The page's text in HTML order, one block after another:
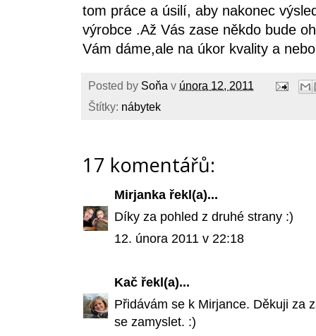
tom práce a úsilí, aby nakonec
výrobce .Až Vás zase někdo bude
Vám dáme,ale na úkor kvality a
Posted by Soňa v února 12, 2011
Štítky: nábytek
17 komentářů:
Mirjanka řekl(a)...
Díky za pohled z druhé strany :)
12. února 2011 v 22:18
Kač řekl(a)...
Přidávám se k Mirjance. Děkuji za
se zamyslet. :)